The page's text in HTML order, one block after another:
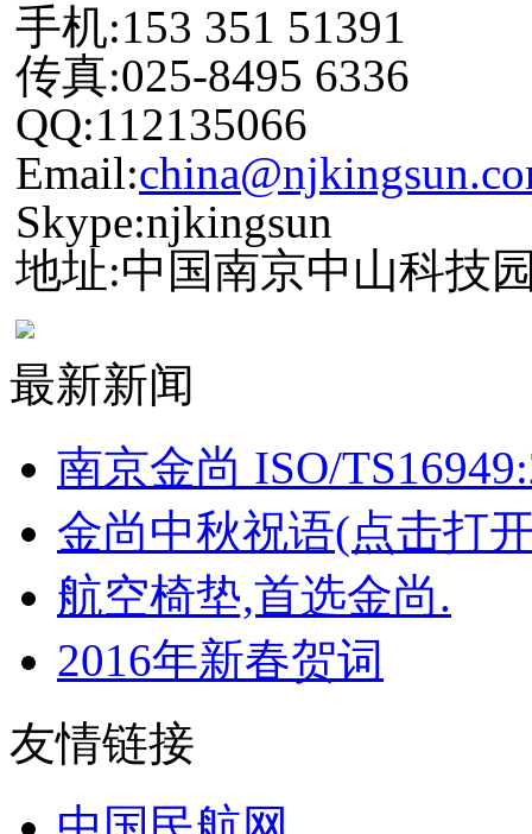
手机:153 351 51391
传真:025-8495 6336
QQ:112135066
Email:
Skype:njkingsun
地址:中国南京中山科技
最新新闻
南京金尚 ISO/
金尚中秋祝语(点击打
航空椅垫,首选金尚.
2016年新春贺词
友情链接